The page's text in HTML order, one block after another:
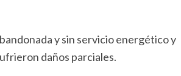
y sin servicio energético y
daños parciales.